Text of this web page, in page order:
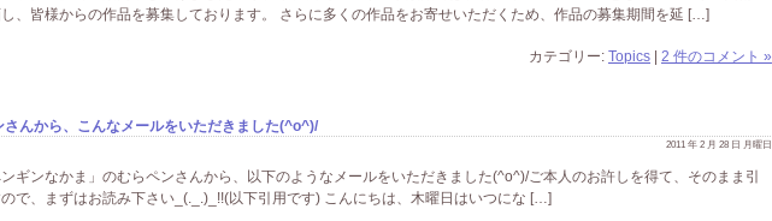
、皆様からの作品を募集しております。 さらに多くの作品をお寄せいただくため、作品の募集期間を延 […]
カテゴリー: Topics 2 件のコメント »
さんから、こんなメールをいただきました(^o^)/
2011 年 2 月 28 日 月曜日
ギンなかま」のむらペンさんから、以下のようなメールをいただきました(^o^)/ご本人のお許しを得て、そのまま引
で、まずはお読み下さい_(._.)_!!(以下引用です) こんにちは、木曜日はいつにな […]